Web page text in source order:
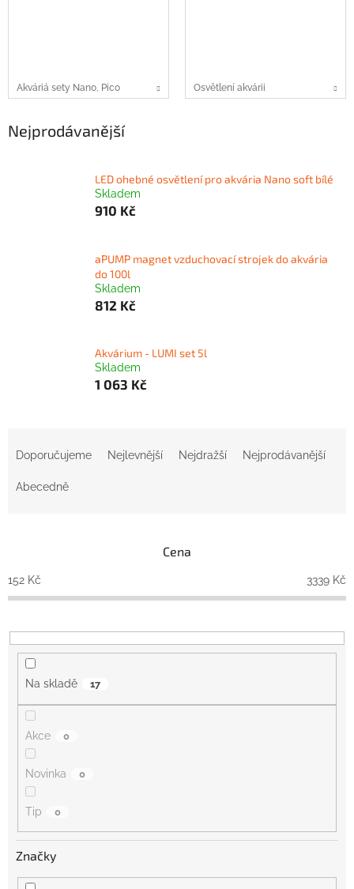
Akváriá sety Nano, Pico Osvětlení akvárii
Nejprodávanější
LED ohebné osvětlení pro akvária Nano soft bílé
Skladem
910 Kč
aPUMP magnet vzduchovací strojek do akvária
do 100l
Skladem
812 Kč
Akvárium - LUMI set 5l
Skladem
1 063 Kč
o
d
k
t
Doporučujeme Nejlevnější Nejdražší Nejprodávanější
Abecedně
Cena
152 Kč 3339 Kč
Na skladě 17
Akce 0
Novinka 0
Tip 0
Značky